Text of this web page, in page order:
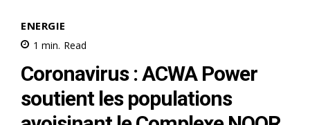
ENERGIE
1 min. Read
Coronavirus : ACWA Power
soutient les populations